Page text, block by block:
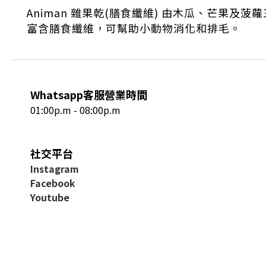
Animan 雜果乾(膳食纖維) 由木瓜、芒果及菠
富含膳食纖維，可幫助小動物消化和排毛。
Whatsapp客服營業時間
01:00p.m - 08:00p.m
社交平台
Instagram
Facebook
Youtube